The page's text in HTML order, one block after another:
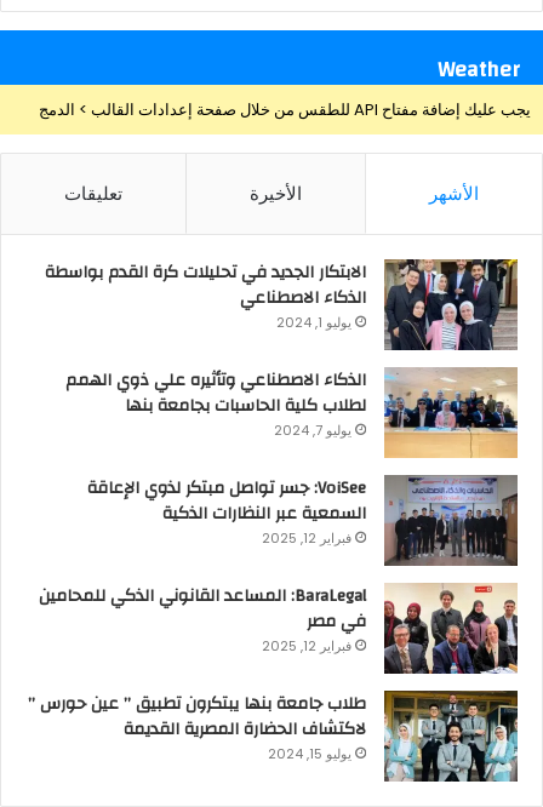
Weather
يجب عليك إضافة مفتاح API للطقس من خلال صفحة إعدادات القالب > الدمج
الأشهر الأخيرة تعليقات
الابتكار الجديد في تحليلات كرة القدم بواسطة
الذكاء الاصطناعي
يوليو 1, 2024
الذكاء الاصطناعي وتأثيره علي ذوي الهمم
لطلاب كلية الحاسبات بجامعة بنها
يوليو 7, 2024
VoiSee: جسر تواصل مبتكر لذوي الإعاقة
السمعية عبر النظارات الذكية
فبراير 12, 2025
BaraLegal: المساعد القانوني الذكي للمحامين
في مصر
فبراير 12, 2025
طلاب جامعة بنها يبتكرون تطبيق ” عين حورس ”
لاكتشاف الحضارة المصرية القديمة
يوليو 15, 2024